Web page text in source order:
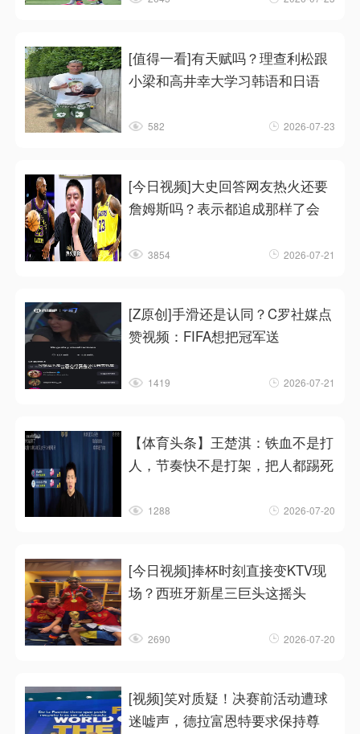
[值得一看]有天赋吗？理查利松跟
小梁和高井幸大学习韩语和日语
582 2026-07-23
[今日视频]大史回答网友热火还要
詹姆斯吗？表示都追成那样了会
3854 2026-07-21
[Z原创]手滑还是认同？C罗社媒点
赞视频：FIFA想把冠军送
1419 2026-07-21
【体育头条】王楚淇：铁血不是打
人，节奏快不是打架，把人都踢死
1288 2026-07-20
[今日视频]捧杯时刻直接变KTV现
场？西班牙新星三巨头这摇头
2690 2026-07-20
[视频]笑对质疑！决赛前活动遭球
迷嘘声，德拉富恩特要求保持尊